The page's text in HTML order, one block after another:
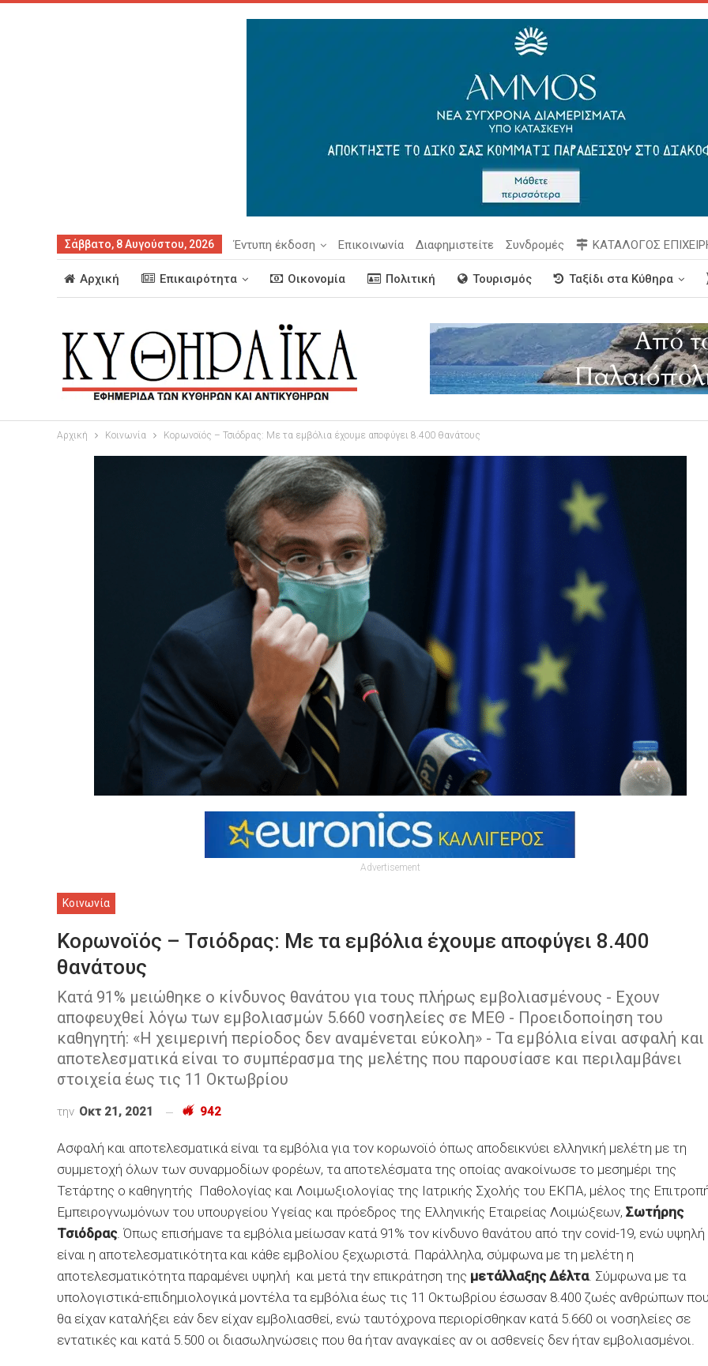
Σάββατο, 8 Αυγούστου, 2026 Έντυπη έκδοση Επικοινωνία Διαφημιστείτε Συνδρομές ΚΑΤΑΛΟΓΟΣ
Αρχική Επικαιρότητα Οικονομία Πολιτική Τουρισμός Ταξίδι στα Κύθηρα
Αρχική Κοινωνία Κορωνοϊός – Τσιόδρας: Με τα εμβόλια έχουμε αποφύγει 8.400 θανάτους
Advertisement
Κοινωνία
Κορωνοϊός – Τσιόδρας: Με τα εμβόλια έχουμε αποφύγει 8.400
θανάτους
Κατά 91% μειώθηκε ο κίνδυνος θανάτου για τους πλήρως εμβολιασμένους - Εχουν
αποφευχθεί λόγω των εμβολιασμών 5.660 νοσηλείες σε ΜΕΘ - Προειδοποίηση του
καθηγητή: «Η χειμερινή περίοδος δεν αναμένεται εύκολη» - Τα εμβόλια είναι ασφαλή και
αποτελεσματικά είναι το συμπέρασμα της μελέτης που παρουσίασε και περιλαμβάνει
στοιχεία έως τις 11 Οκτωβρίου
την Οκτ 21, 2021 942
Ασφαλή και αποτελεσματικά είναι τα εμβόλια για τον κορωνοϊό όπως αποδεικνύει ελληνική μελέτη με τη
συμμετοχή όλων των συναρμοδίων φορέων, τα αποτελέσματα της οποίας ανακοίνωσε το μεσημέρι της
Τετάρτης ο καθηγητής Παθολογίας και Λοιμωξιολογίας της Ιατρικής Σχολής του ΕΚΠΑ, μέλος της
Εμπειρογνωμόνων του υπουργείου Υγείας και πρόεδρος της Ελληνικής Εταιρείας Λοιμώξεων, Σωτήρης
Τσιόδρας. Όπως επισήμανε τα εμβόλια μείωσαν κατά 91% τον κίνδυνο θανάτου από την covid-19, ενώ υψηλή
είναι η αποτελεσματικότητα και κάθε εμβολίου ξεχωριστά. Παράλληλα, σύμφωνα με τη μελέτη η
αποτελεσματικότητα παραμένει υψηλή και μετά την επικράτηση της μετάλλαξης Δέλτα. Σύμφωνα με τα
υπολογιστικά-επιδημιολογικά μοντέλα τα εμβόλια έως τις 11 Οκτωβρίου έσωσαν 8.400 ζωές ανθρώπων που
θα είχαν καταλήξει εάν δεν είχαν εμβολιασθεί, ενώ ταυτόχρονα περιορίσθηκαν κατά 5.660 οι νοσηλείες σε
εντατικές και κατά 5.500 οι διασωληνώσεις που θα ήταν αναγκαίες αν οι ασθενείς δεν ήταν εμβολιασμένοι.